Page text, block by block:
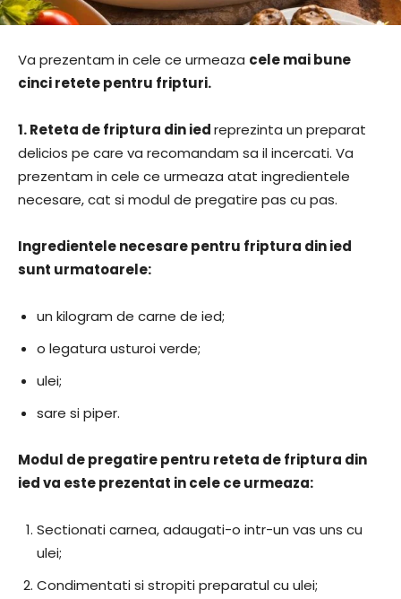
Va prezentam in cele ce urmeaza cele mai bune
cinci retete pentru fripturi.
1.Reteta de friptura din iedreprezinta un preparat
delicios pe care va recomandam sa il incercati. Va
prezentam in cele ce urmeaza atat ingredientele
necesare, cat si modul de pregatire pas cu pas.
Ingredientele necesare pentru friptura din ied
sunt urmatoarele:
un kilogram de carne de ied;
o legatura usturoi verde;
ulei;
sare si piper.
Modul de pregatire pentru reteta de friptura din
ied va este prezentat in cele ce urmeaza:
Sectionati carnea, adaugati-o intr-un vas uns cu
ulei;
Condimentati si stropiti preparatul cu ulei;